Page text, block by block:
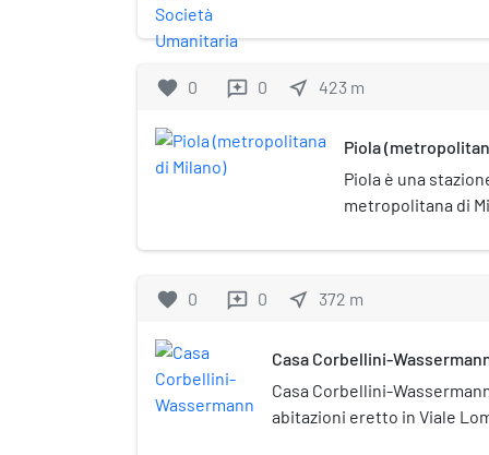
favorite 0 reviews 0 near_me 423 m
Piola
Piola è una
metropolitana di
favorite 0 reviews 0 near_me 372 m
Casa Corbellini-
Casa Corbellini-
abitazioni eretto in Viale